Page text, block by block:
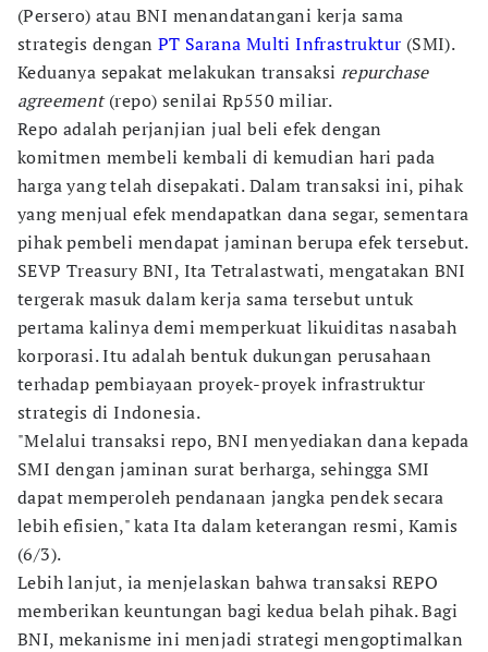
(Persero) atau BNI menandatangani kerja sama
strategis dengan PT Sarana Multi Infrastruktur (SMI).
Keduanya sepakat melakukan transaksi repurchase
agreement(repo) senilai Rp550 miliar.
Repo adalah perjanjian jual beli efek dengan
komitmen membeli kembali di kemudian hari pada
harga yang telah disepakati. Dalam transaksi ini, pihak
yang menjual efek mendapatkan dana segar, sementara
pihak pembeli mendapat jaminan berupa efek tersebut.
SEVP Treasury BNI, Ita Tetralastwati, mengatakan BNI
tergerak masuk dalam kerja sama tersebut untuk
pertama kalinya demi memperkuat likuiditas nasabah
korporasi. Itu adalah bentuk dukungan perusahaan
terhadap pembiayaan proyek-proyek infrastruktur
strategis di Indonesia.
"Melalui transaksi repo, BNI menyediakan dana kepada
SMI dengan jaminan surat berharga, sehingga SMI
dapat memperoleh pendanaan jangka pendek secara
lebih efisien," kata Ita dalam keterangan resmi, Kamis
(6/3).
Lebih lanjut, ia menjelaskan bahwa transaksi REPO
memberikan keuntungan bagi kedua belah pihak. Bagi
BNI, mekanisme ini menjadi strategi mengoptimalkan